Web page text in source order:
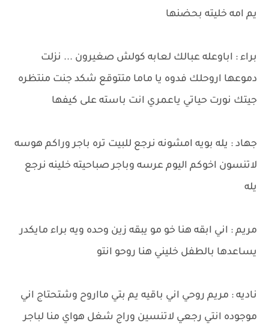
يم امه خليته بحضنها
براء : اباوعله عبالك لعابه كولش صغيرون ... نزلت
دموعها اروحلك فدوه يا ماما متتوقع شكد جنت منتظره
جيتك نورت حياتي ياعمري انت باسته على كيفها
جهاد : يله بويه امشونه نرجع للبيت تره باجر وراكم هوسه
لاتنسون اخوكم اليوم عرسه وباجر صباحيته خلينه نرجع
يله
مريم : اني ابقه هنا خو مو يبقه زين وحده ويه براء مايكدر
يساعدها بالطفل خليني هنا روحو انتو
ناديه : مريم روحي اني باقيه يم بتي مااروح وشتحتاج اني
موجوده انتي رجعي لاتنسين وراج شغل هواي منا لباجر